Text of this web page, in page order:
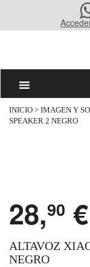
INICIO > IMAGEN Y
SPEAKER 2 NEGRO
28,90 €
ALTAVOZ
NEGRO